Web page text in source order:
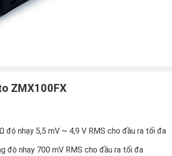
ZMX100FX
độ nhạy 5,5 mV ~ 4,9 V RMS cho đầu ra tối đa
độ nhạy 700 mV RMS cho đầu ra tối đa